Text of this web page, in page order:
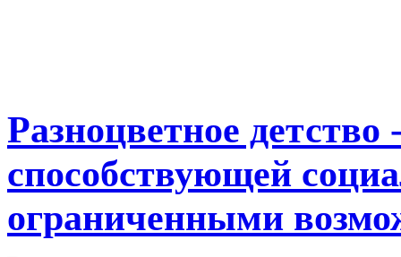
Разноцветное
способствующей
ограниченными